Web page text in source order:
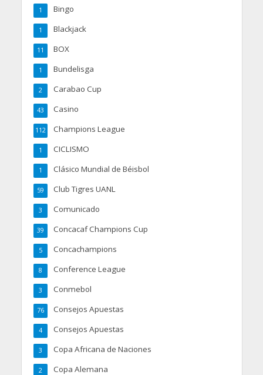
Bingo
1
Blackjack
1
BOX
11
Bundelisga
1
Carabao Cup
2
Casino
43
Champions League
112
CICLISMO
1
Clásico Mundial de Béisbol
1
Club Tigres UANL
59
Comunicado
3
Concacaf Champions Cup
39
Concachampions
5
Conference League
8
Conmebol
3
Consejos Apuestas
76
Consejos Apuestas
4
Copa Africana de Naciones
3
Copa Alemana
2